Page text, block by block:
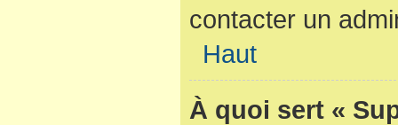
contacter un
Haut
À quoi sert «